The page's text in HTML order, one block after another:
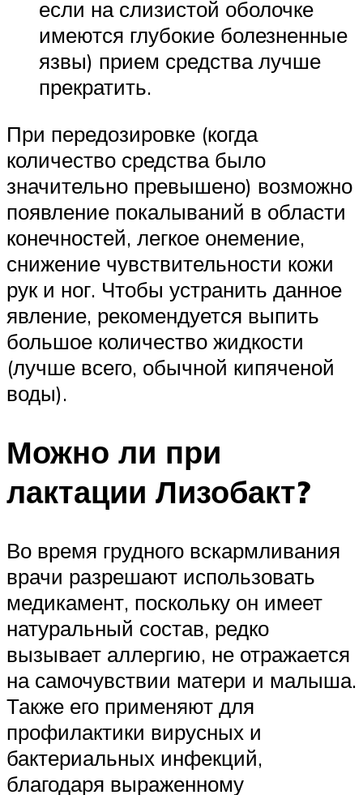
если на слизистой оболочке
имеются глубокие болезненные
язвы) прием средства лучше
прекратить.
При передозировке (когда
количество средства было
значительно превышено) возможно
появление покалываний в области
конечностей, легкое онемение,
снижение чувствительности кожи
рук и ног. Чтобы устранить данное
явление, рекомендуется выпить
большое количество жидкости
(лучше всего, обычной кипяченой
воды).
Можно ли при
лактации Лизобакт?
Во время грудного вскармливания
врачи разрешают использовать
медикамент, поскольку он имеет
натуральный состав, редко
вызывает аллергию, не отражается
на самочувствии матери и малыша.
Также его применяют для
профилактики вирусных и
бактериальных инфекций,
благодаря выраженному